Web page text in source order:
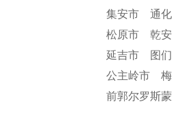
集安市 通
松原市 乾
延吉市 图
公主岭市
前郭尔罗斯